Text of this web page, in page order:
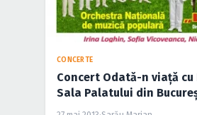
CONCERTE
Concert Odată-n viaţă
Sala Palatului din